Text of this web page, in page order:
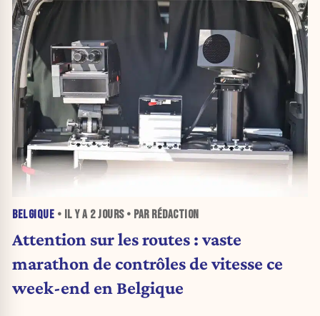
BELGIQUE • IL Y A 2 JOURS• PAR RÉDACTION
Attention sur les routes : vaste
marathon de contrôles de vitesse ce
week-end en Belgique